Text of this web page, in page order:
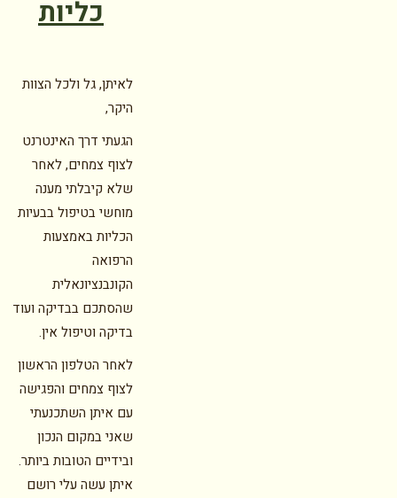
לאיתן, גל ולכל הצוות
הגעתי דרך האינטרנט
לצוף צמחים, לאחר
שלא קיבלתי מענה
מוחשי בטיפול בבעיות
הכליות באמצעות
הקונבנציונאלית
שהסתכם בבדיקה ועוד
בדיקה וטיפול אין.
לאחר הטלפון הראשון
לצוף צמחים והפגישה
עם איתן השתכנעתי
שאני במקום הנכון
ובידיים הטובות ביותר.
איתן עשה עלי רושם